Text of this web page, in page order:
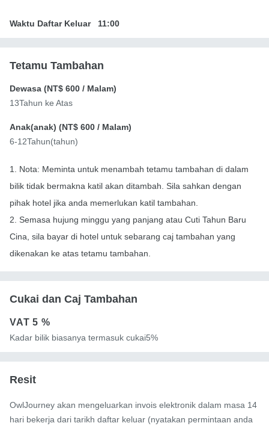
Waktu Daftar Keluar 11:00
Tetamu Tambahan
Dewasa (NT$ 600 / Malam)
13Tahun ke Atas
Anak(anak) (NT$ 600 / Malam)
6-12Tahun(tahun)
1. Nota: Meminta untuk menambah tetamu tambahan di dalam
bilik tidak bermakna katil akan ditambah. Sila sahkan dengan
pihak hotel jika anda memerlukan katil tambahan.
2. Semasa hujung minggu yang panjang atau Cuti Tahun Baru
Cina, sila bayar di hotel untuk sebarang caj tambahan yang
dikenakan ke atas tetamu tambahan.
Cukai dan Caj Tambahan
VAT5 %
Kadar bilik biasanya termasuk cukai5%
Resit
OwlJourney akan mengeluarkan invois elektronik dalam masa 14
hari bekerja dari tarikh daftar keluar (nyatakan permintaan anda